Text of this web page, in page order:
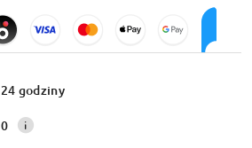
24 godziny
0